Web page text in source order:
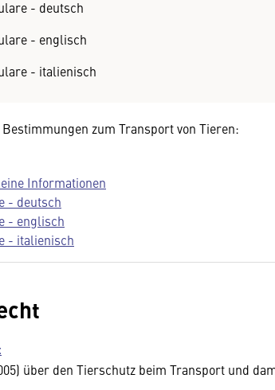
- deutsch
- englisch
- italienisch
zum Transport von Tieren:
Informationen
- deutsch
- englisch
- italienisch
über den Tierschutz beim Transport und